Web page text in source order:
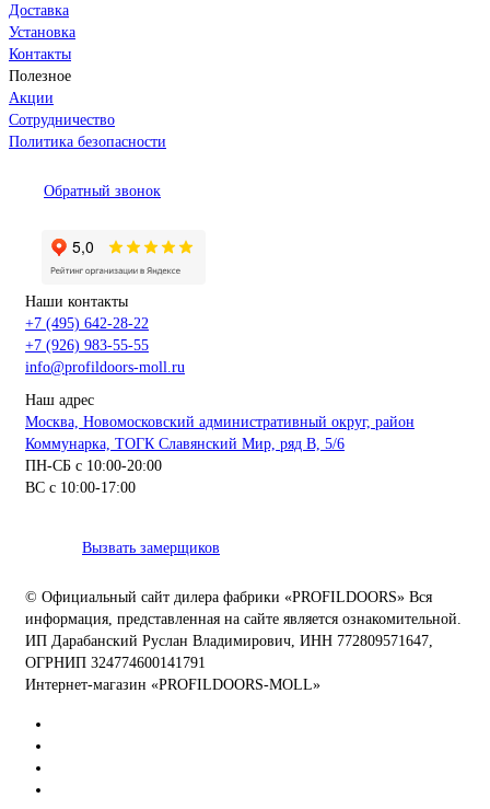
Доставка
Установка
Контакты
Полезное
Акции
Сотрудничество
Политика безопасности
Обратный звонок
Наши контакты
+7 (495) 642-28-22
+7 (926) 983-55-55
info@profildoors-moll.ru
Наш адрес
Москва, Новомосковский административный округ, район
Коммунарка, ТОГК Славянский Мир, ряд В, 5/6
ПН-СБ с 10:00-20:00
ВС с 10:00-17:00
Вызвать замерщиков
© Официальный сайт дилера фабрики «PROFILDOORS» Вся
информация, представленная на сайте является ознакомительной.
ИП Дарабанский Руслан Владимирович, ИНН 772809571647,
ОГРНИП 324774600141791
Интернет-магазин «PROFILDOORS-MOLL»